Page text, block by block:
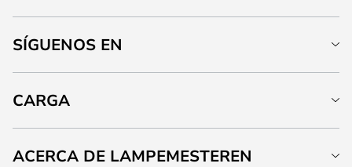
SÍGUENOS EN
CARGA
ACERCA DE LAMPEMESTEREN